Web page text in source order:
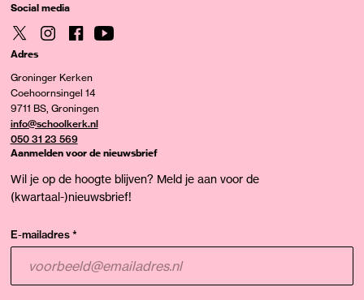
Social media
Adres
Groninger Kerken
Coehoornsingel 14
9711 BS, Groningen
info@schoolkerk.nl
050 31 23 569
Aanmelden voor de nieuwsbrief
Wil je op de hoogte blijven? Meld je aan voor de
(kwartaal-)nieuwsbrief!
E-mailadres *